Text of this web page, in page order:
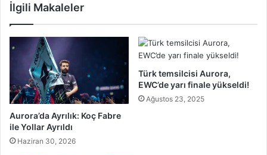
İlgili Makaleler
Aurora’da Ayrılık: Koç Fabre
ile Yollar Ayrıldı
Haziran 30, 2026
Türk temsilcisi Aurora,
EWC’de yarı finale yükseldi!
Ağustos 23, 2025